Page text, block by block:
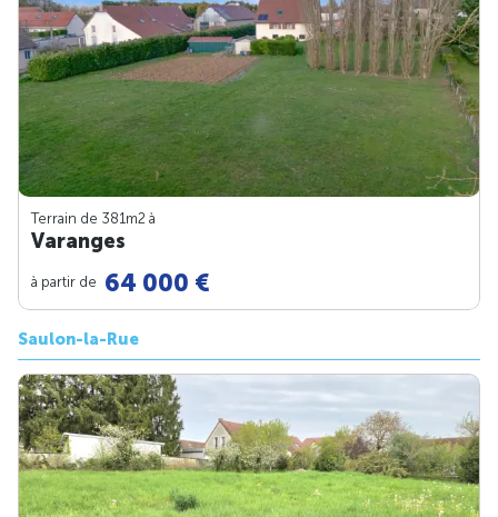
Terrain de 381m2 à
Varanges
à partir de 64 000 €
Saulon-la-Rue